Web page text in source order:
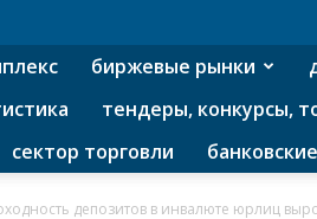
биржевые рынки
тендеры, конкурсы,
сектор торговли
депозитов в инвалюте юрлиц